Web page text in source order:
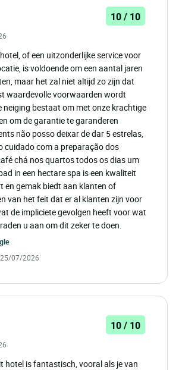
10 / 10
of een uitzonderlijke service voor
is voldoende om een aantal jaren
maar het zal niet altijd zo zijn dat
waardevolle voorwaarden wordt
neiging bestaat om met onze krachtige
om de garantie te garanderen
não posso deixar de dar 5 estrelas,
cuidado com a preparação dos
chá nos quartos todos os dias um
in een hectare spa is een kwaliteit
en gemak biedt aan klanten of
van het feit dat er al klanten zijn voor
de impliciete gevolgen heeft voor wat
u aan om dit zeker te doen.
07/2026
10 / 10
hotel is fantastisch, vooral als je van